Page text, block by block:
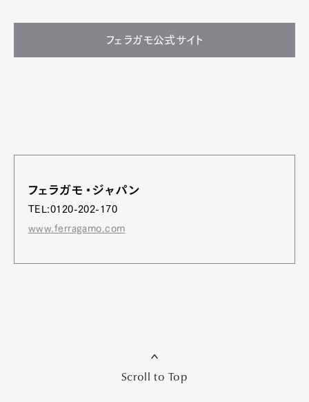
フェラガモ公式サイト
フェラガモ・ジャパン
TEL:0120-202-170
www.ferragamo.com
Scroll to Top